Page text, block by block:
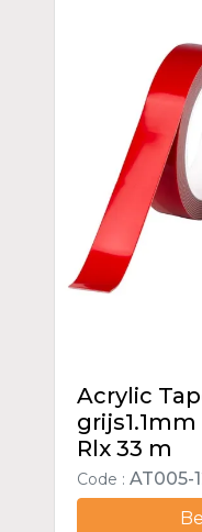
Acrylic
Rlx 33 m
Code : AT005-